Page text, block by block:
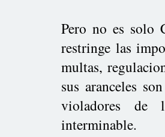
Pero no es solo
restringe las
multas,
sus aranceles
violadores de
interminable.